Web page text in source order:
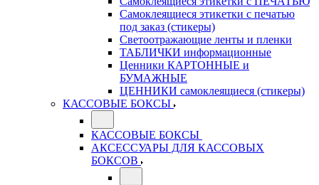
Самоклеящиеся этикетки с печатью
под заказ (стикеры)
Светоотражающие ленты и пленки
ТАБЛИЧКИ информационные
Ценники КАРТОННЫЕ и
БУМАЖНЫЕ
ЦЕННИКИ самоклеящиеся (стикеры)
КАССОВЫЕ БОКСЫ
КАССОВЫЕ БОКСЫ
АКСЕССУАРЫ ДЛЯ КАССОВЫХ
БОКСОВ